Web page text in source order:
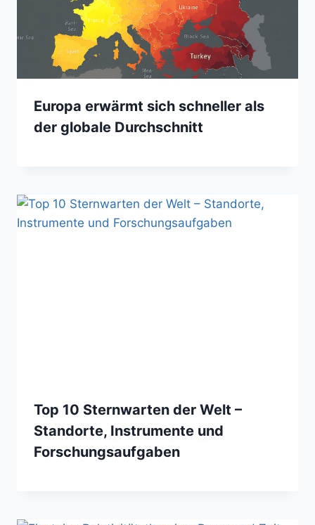
Europa erwärmt sich schneller als
der globale Durchschnitt
Top 10 Sternwarten der Welt –
Standorte, Instrumente und
Forschungsaufgaben